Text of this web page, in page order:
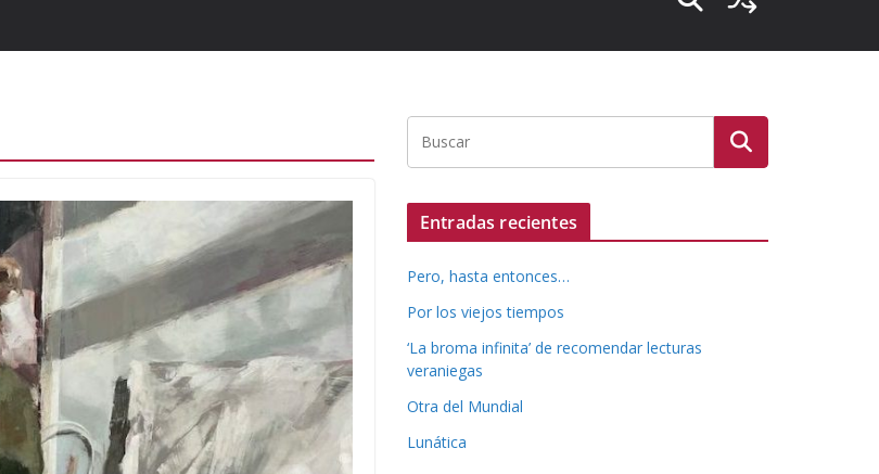
Entradas recientes
Pero, hasta entonces…
Por los viejos tiempos
‘La broma infinita’ de recomendar lecturas
veraniegas
Otra del Mundial
Lunática